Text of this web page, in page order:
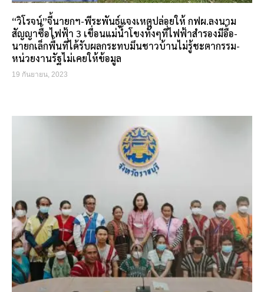
“วิโรจน์”จี้นายกฯ-พีระพันธุ์แจงเหตุปล่อยให้ กฟผ.ลงนาม
สัญญาซื้อไฟฟ้า 3 เขื่อนแม่น้ำโขงทั้งๆที่ไฟฟ้าสำรองมีอื้อ-
นายกเล็กพื้นที่ได้รับผลกระทบมึนชาวบ้านไม่รู้ชะตากรรม-
หน่วยงานรัฐไม่เคยให้ข้อมูล
19 กันยายน, 2023